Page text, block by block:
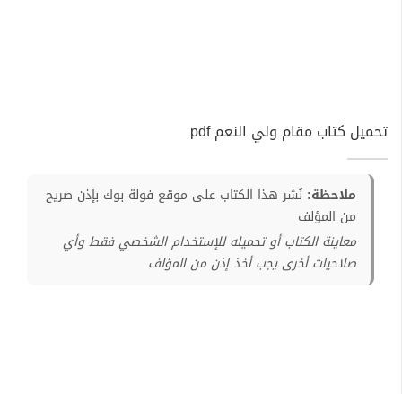
تحميل كتاب مقام ولي النعم pdf
ملاحظة: نُشر هذا الكتاب على موقع فولة بوك بإذن صريح
من المؤلف
معاينة الكتاب أو تحميله للإستخدام الشخصي فقط وأي
صلاحيات أخرى يجب أخذ إذن من المؤلف